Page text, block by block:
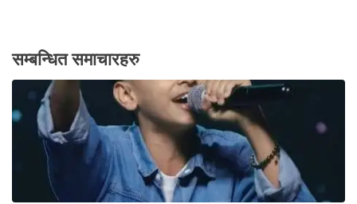
सम्बन्धित समाचारहरु